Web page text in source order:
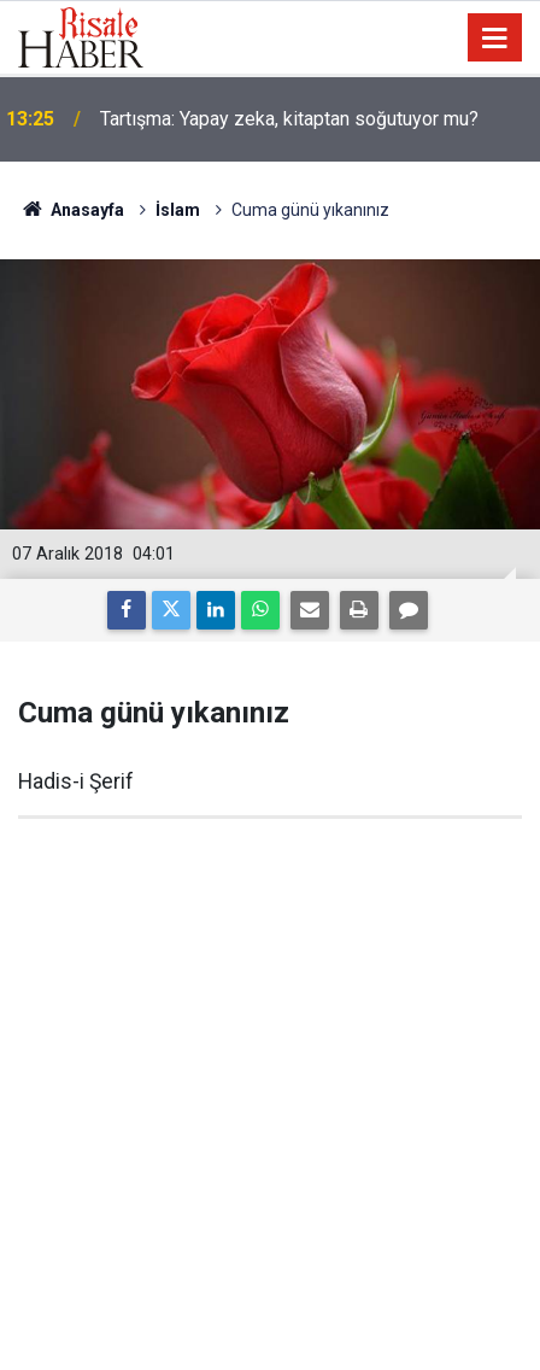
10:35 Âyet kavramının çok bilinmeyen farklı bir yönü
Anasayfa İslam Cuma günü yıkanınız
04:01
07 Aralık 2018
Cuma günü yıkanınız
Hadis-i Şerif